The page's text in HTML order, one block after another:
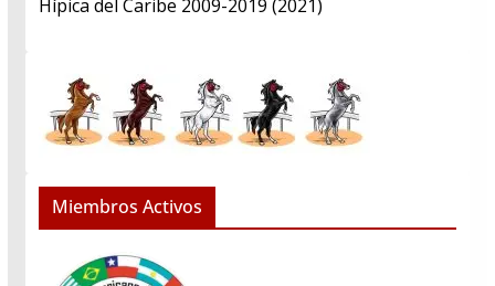
Hípica del Caribe 2009-2019 (2021)
Miembros Activos